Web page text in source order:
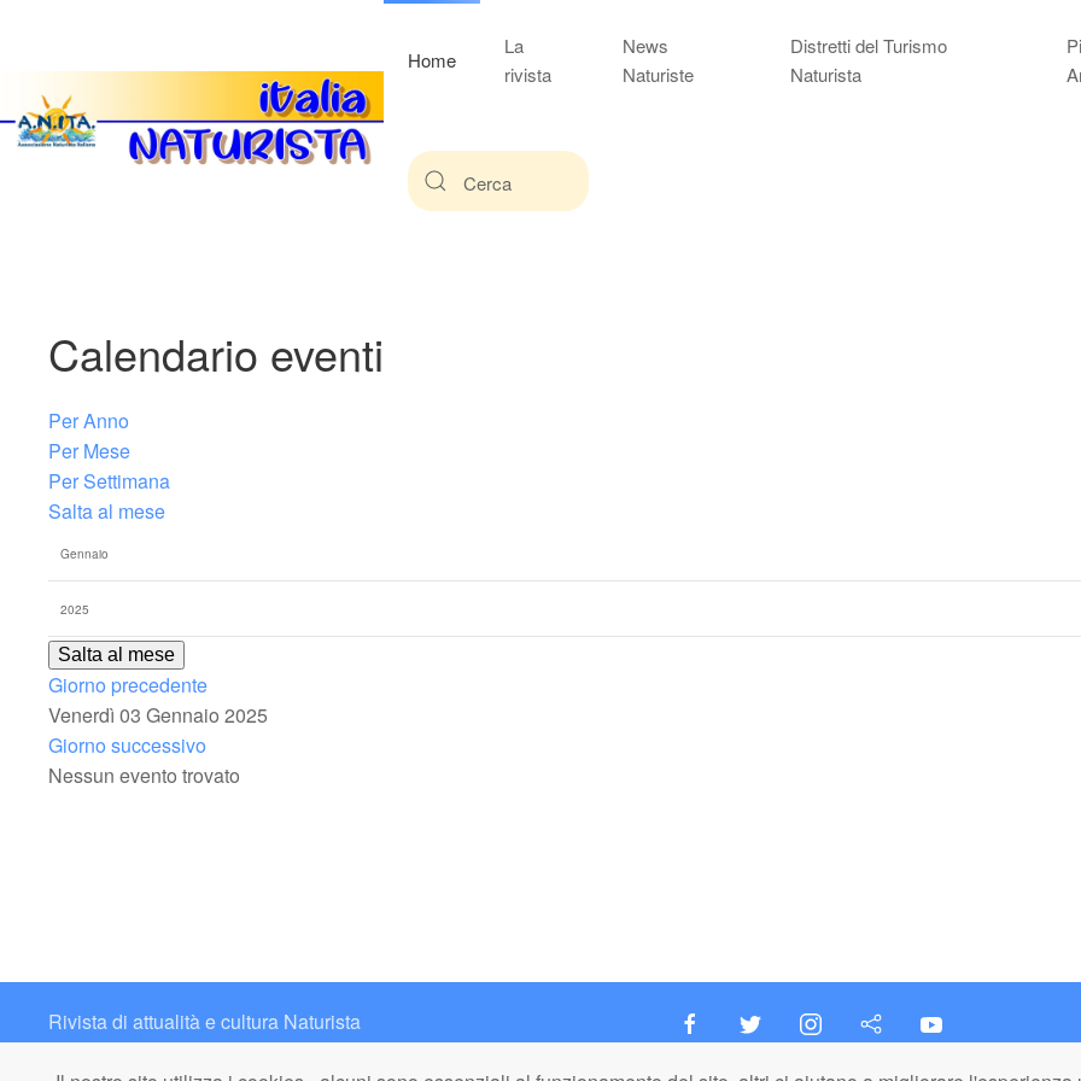
Home
La
rivista
News
Naturiste
Distretti del Turismo
Naturista
Calendario eventi
Per Anno
Per Mese
Per Settimana
Salta al mese
Salta al mese
Giorno precedente
Venerdì 03 Gennaio 2025
Giorno successivo
Nessun evento trovato
Rivista di attualità e cultura Naturista
Contatto: redazione@italianaturista.it